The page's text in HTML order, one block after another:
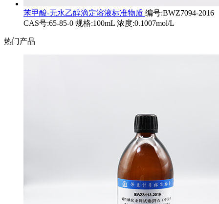
苯甲酸-无水乙醇滴定溶液标准物质 编号:BWZ7094-2016
CAS号:65-85-0 规格:100mL 浓度:0.1007mol/L
热门产品